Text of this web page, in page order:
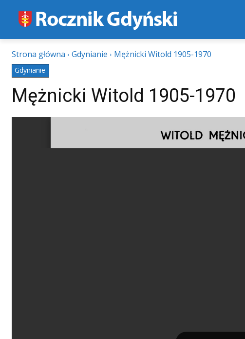
Strona główna Gdynianie Mężnicki Witold 1905-1970
Gdynianie
Mężnicki Witold 1905-1970